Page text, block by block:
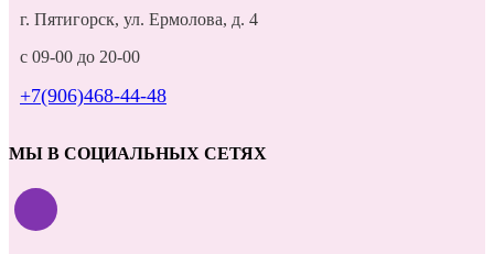
г. Пятигорск, ул. Ермолова, д. 4
с 09-00 до 20-00
+7(906)468-44-48
МЫ В СОЦИАЛЬНЫХ СЕТЯХ